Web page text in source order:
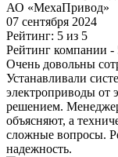
АО «МехаПривод»
07 сентября 2024
Рейтинг: 5 из 5
Рейтинг компании -
Очень довольны
Устанавливали
электроприводы от
решением.
объясняют, а
сложные вопросы.
надежность.